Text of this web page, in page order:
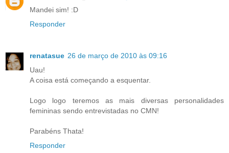
Mandei sim! :D
Responder
renatasue 26 de março de 2010 às 09:16
Uau!
A coisa está começando a esquentar.
Logo logo teremos as mais diversas personalidades
femininas sendo entrevistadas no CMN!
Parabéns Thata!
Responder